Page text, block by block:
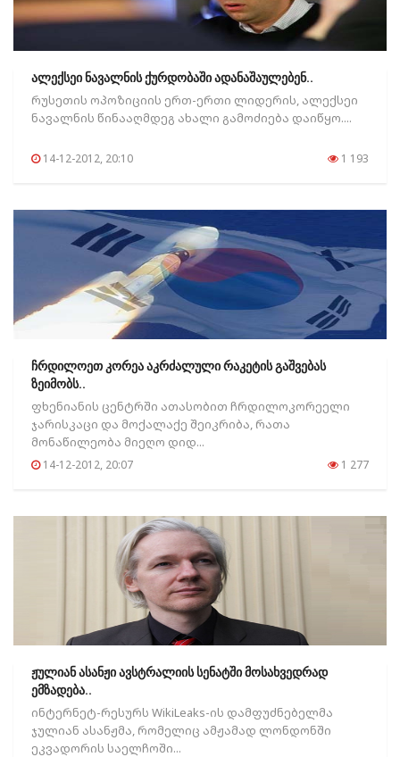
ალექსეი ნავალნის ქურდობაში ადანაშაულებენ..
რუსეთის ოპოზიციის ერთ-ერთი ლიდერის, ალექსეი
ნავალნის წინააღმდეგ ახალი გამოძიება დაიწყო....
14-12-2012, 20:10 1 193
ჩრდილოეთ კორეა აკრძალული რაკეტის გაშვებას
ზეიმობს..
ფხენიანის ცენტრში ათასობით ჩრდილოკორეელი
ჯარისკაცი და მოქალაქე შეიკრიბა, რათა
მონაწილეობა მიეღო დიდ...
14-12-2012, 20:07 1 277
ჟულიან ასანჟი ავსტრალიის სენატში მოსახვედრად
ემზადება..
ინტერნეტ-რესურს WikiLeaks-ის დამფუძნებელმა
ჯულიან ასანჟმა, რომელიც ამჟამად ლონდონში
ეკვადორის საელჩოში...